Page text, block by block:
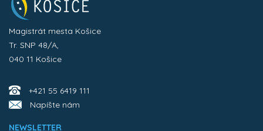
Magistrát mesta Košice
Tr. SNP 48/A,
040 11 Košice
+421 55 6419 111
Napíšte nám
NEWSLETTER